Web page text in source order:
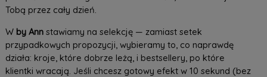
Tobą przez cały dzień.
W by Annstawiamy na selekcję — zamiast setek
przypadkowych propozycji, wybieramy to, co naprawdę
działa: kroje, które dobrze leżą, i bestsellery, po które
klientki wracają. Jeśli chcesz gotowy efekt w 10 sekund (bez